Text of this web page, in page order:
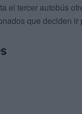
el tercer autobús
que deciden